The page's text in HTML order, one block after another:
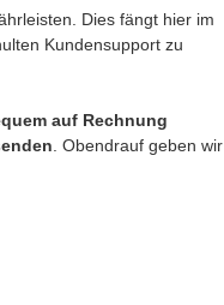
Dies fängt hier im
Kundensupport zu
auf Rechnung
. Obendrauf geben wir